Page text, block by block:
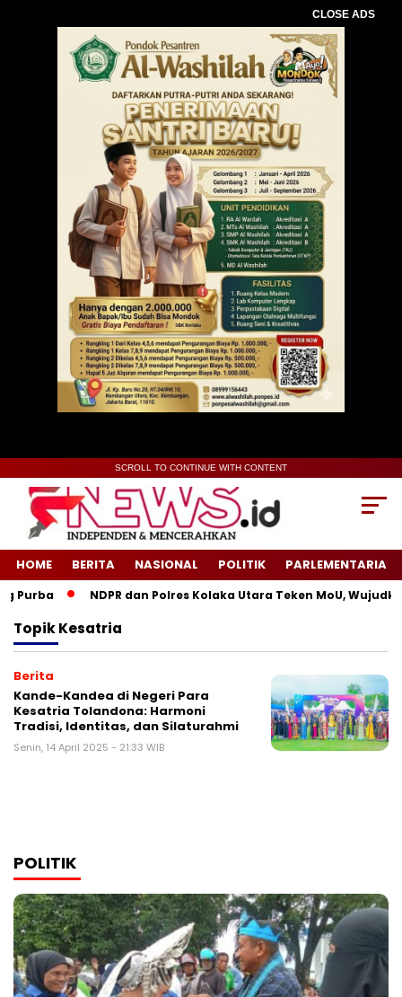
CLOSE ADS
SCROLL TO CONTINUE WITH CONTENT
HOME BERITA NASIONAL POLITIK PARLEMENTARIA
NDPR dan Polres Kolaka Utara Teken MoU,
TopikKesatria
Berita
Kande-Kandea di Negeri Para
Kesatria Tolandona: Harmoni
Tradisi, Identitas, dan Silaturahmi
Senin, 14 April 2025 - 21:33 WIB
POLITIK